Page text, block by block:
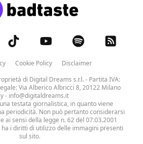
Cookie Policy
Disclaimer
di Digital Dreams s.r.l.- Partita IVA:
Via Alberico Albricci 8, 20122 Milano
- info@digitaldreams.it
testata giornalistica, in quanto viene
periodicità. Non può pertanto considerarsi
ai sensi della legge n. 62 del 07.03.2001
ha i diritti di utilizzo delle immagini presenti
sul sito.